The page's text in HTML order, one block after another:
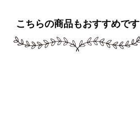
こちらの商品もおすすめです